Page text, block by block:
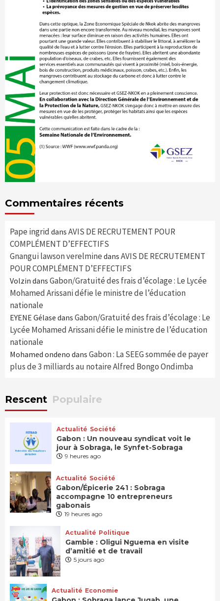
Commentaires récents
Pape ingrid dans AVIS DE RECRUTEMENT POUR
COMPLÉMENT D’EFFECTIFS
Gnangui lawson verelmine dans AVIS DE RECRUTEMENT
POUR COMPLÉMENT D’EFFECTIFS
Volzin dans Gabon/Gratuité des frais d’écolage : Le Lycée
Mohamed Arissani défie le ministre de l’éducation
nationale
EYENE Gélase dans Gabon/Gratuité des frais d’écolage : Le
Lycée Mohamed Arissani défie le ministre de l’éducation
nationale
Mohamed ondeno dans Gabon : La SEEG sommée de payer
plus de 3 milliards au notaire Alfred Bongo Ondimba
Rescent Populaire
Actualité Société
Gabon : Un nouveau syndicat voit le
jour à Sobraga, le Synfet-Sobraga
9 heures ago
Actualité Société
Gabon/Épicerie 241 : Sobraga
accompagne 10 entrepreneurs
gabonais
19 heures ago
Actualité Politique
Gambie : Oligui Nguema en visite
d’amitié et de travail
5 jours ago
Actualité Economie